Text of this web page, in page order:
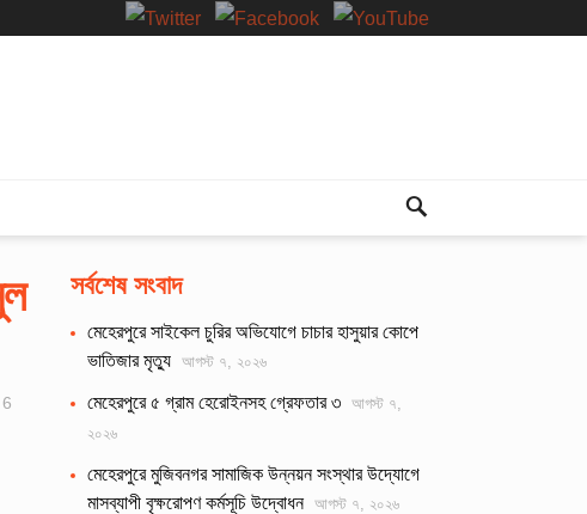
6
সর্বশেষ সংবাদ
মেহেরপুরে সাইকেল চুরির অভিযোগে চাচার হাসুয়ার কোপে
ভাতিজার মৃত্যু
আগস্ট ৭, ২০২৬
মেহেরপুরে ৫ গ্রাম হেরোইনসহ গ্রেফতার ৩
আগস্ট ৭,
২০২৬
মেহেরপুরে মুজিবনগর সামাজিক উন্নয়ন সংস্থার উদ্যোগে
মাসব্যাপী বৃক্ষরোপণ কর্মসূচি উদ্বোধন
আগস্ট ৭, ২০২৬